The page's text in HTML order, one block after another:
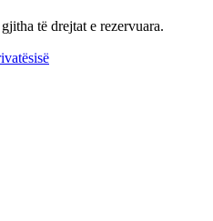
të drejtat e rezervuara.